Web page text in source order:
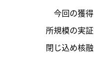
今回の獲
所規模の実
閉じ込め核